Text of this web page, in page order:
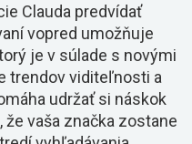
Clauda predvídať
vopred umožňuje
je v súlade s novými
trendov viditeľnosti a
udržať si náskok
že vaša značka zostane